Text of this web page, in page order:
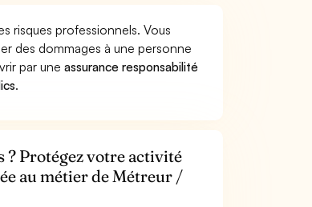
risques professionnels. Vous
des dommages à une personne
par uneassurance responsabilité
.
? Protégez votre activité
au métier de Métreur /